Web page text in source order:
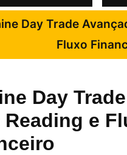
Day Trade
Fluxo
Day
Reading e